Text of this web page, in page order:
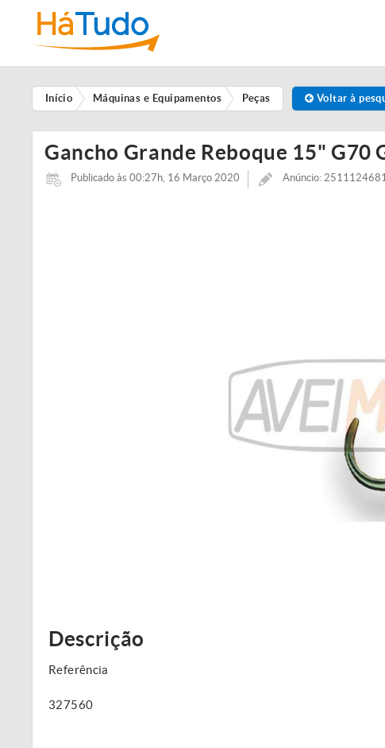
Início Máquinas e Equipamentos Peças Voltar à
Gancho Grande Reboque 15" G70
Publicado às 00:27h, 16 Março 2020 Anúncio:
Descrição
Referência
327560